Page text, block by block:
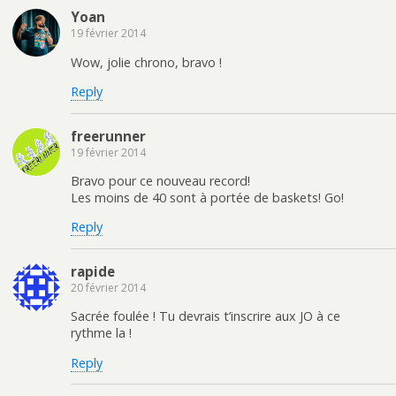
Yoan
19 février 2014
Wow, jolie chrono, bravo !
Reply
freerunner
19 février 2014
Bravo pour ce nouveau record!
Les moins de 40 sont à portée de baskets! Go!
Reply
rapide
20 février 2014
Sacrée foulée ! Tu devrais t’inscrire aux JO à ce
rythme la !
Reply